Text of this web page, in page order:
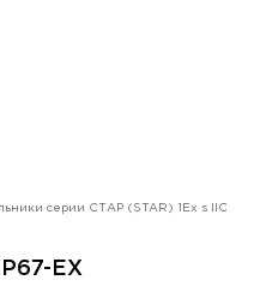
серии СТАР (STAR) 1Ex s IIC
EX